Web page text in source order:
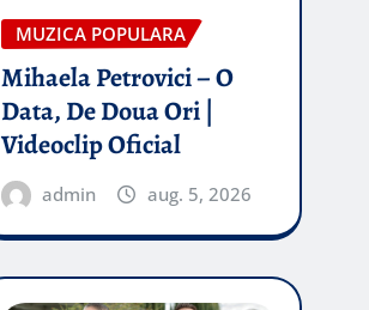
MUZICA POPULARA
Mihaela Petrovici – O
Data, De Doua Ori |
Videoclip Oficial
admin aug. 5, 2026